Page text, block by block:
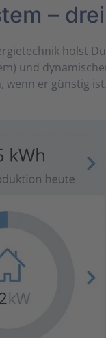
–
holst
und
wenn er günstig ist.